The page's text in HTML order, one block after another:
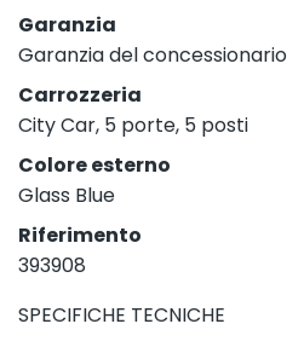
Garanzia
Garanzia del concessionario
Carrozzeria
City Car, 5 porte, 5 posti
Colore esterno
Glass Blue
Riferimento
393908
SPECIFICHE TECNICHE